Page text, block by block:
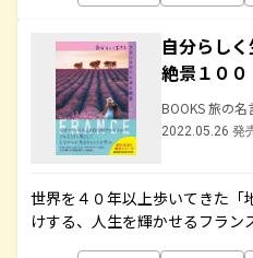
自分らし
絶景１００
BOOKS 旅の名
2022.05.26 発
世界を４０年以上歩いてきた「
けする、人生を輝かせるフラン